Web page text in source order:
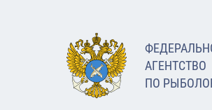
АГЕНТСТВО
ПО